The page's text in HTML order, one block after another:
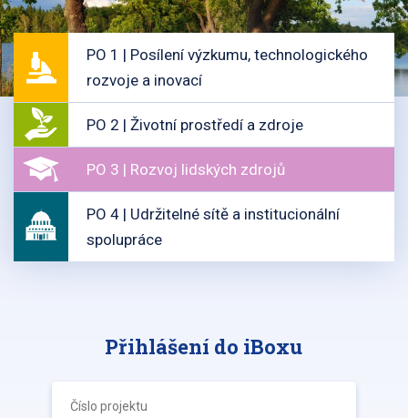
PO 1 | Posílení výzkumu, technologického
rozvoje a inovací
PO 2 | Životní prostředí a zdroje
PO 3 | Rozvoj lidských zdrojů
PO 4 | Udržitelné sítě a institucionální
spolupráce
Přihlášení do iBoxu